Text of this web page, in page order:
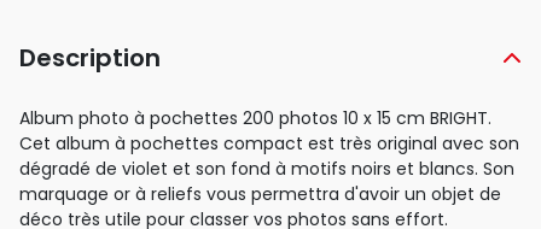
Description
Album photo à pochettes 200 photos 10 x 15 cm BRIGHT.
Cet album à pochettes compact est très original avec son
dégradé de violet et son fond à motifs noirs et blancs. Son
marquage or à reliefs vous permettra d'avoir un objet de
déco très utile pour classer vos photos sans effort.